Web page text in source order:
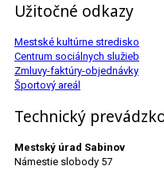
Užitočné odkazy
Mestské kultúrne stredisko
Centrum sociálnych služieb
Zmluvy-faktúry-objednávky
Športový areál
Technický
Mestský úrad Sabinov
Námestie slobody 57